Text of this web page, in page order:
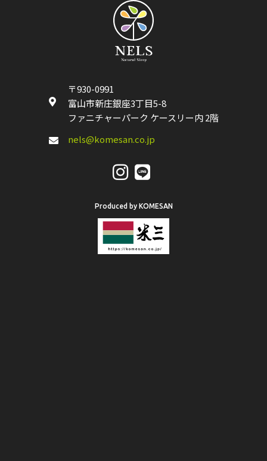
〒930-0991
富山市新庄銀座3丁目5-8
ファニチャーパーク ケースリー内 2階
nels@komesan.co.jp
Produced by KOMESAN